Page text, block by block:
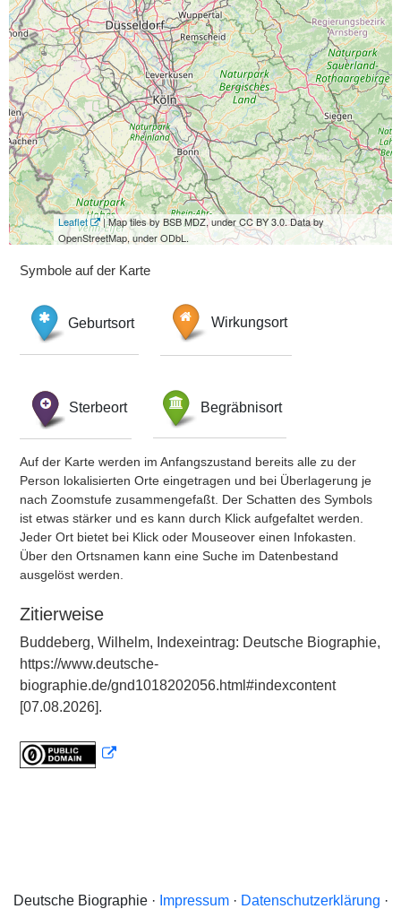
Leaflet
| Map tiles by BSB MDZ, under CC BY 3.0. Data by
OpenStreetMap, under ODbL.
Symbole auf der Karte
Geburtsort Wirkungsort
Sterbeort Begräbnisort
Auf der Karte werden im Anfangszustand bereits alle zu der
Person lokalisierten Orte eingetragen und bei Überlagerung je
nach Zoomstufe zusammengefaßt. Der Schatten des Symbols
ist etwas stärker und es kann durch Klick aufgefaltet werden.
Jeder Ort bietet bei Klick oder Mouseover einen Infokasten.
Über den Ortsnamen kann eine Suche im Datenbestand
ausgelöst werden.
Zitierweise
Buddeberg, Wilhelm, Indexeintrag: Deutsche Biographie,
https://www.deutsche-
biographie.de/gnd1018202056.html#indexcontent
[07.08.2026].
Deutsche Biographie · Impressum· Datenschutzerklärung ·